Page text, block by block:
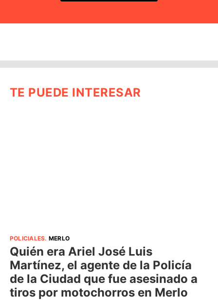
TE PUEDE INTERESAR
POLICIALES. MERLO
Quién era Ariel José Luis
Martínez, el agente de la Policía
de la Ciudad que fue asesinado a
tiros por motochorros en Merlo